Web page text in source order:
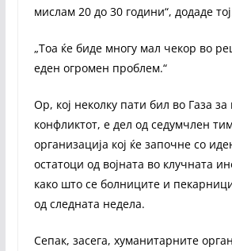
мислам 20 до 30 години“, додаде
„Тоа ќе биде многу мал чекор во
еден огромен проблем.“
Ор, кој неколку пати бил во Газа
конфликтот, е дел од седумчлен
организација кој ќе започне со
остатоци од војната во клучната
како што се болниците и
од следната недела.
Сепак, засега, хуманитарните